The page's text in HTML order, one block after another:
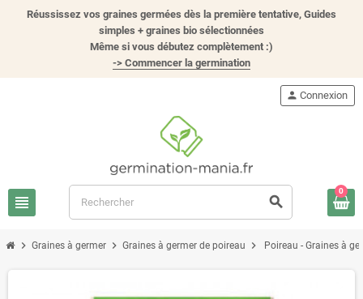
Réussissez vos graines germées dès la première tentative, Guides
simples + graines bio sélectionnées
Même si vous débutez complètement :)
-> Commencer la germination
view_headline search
person Connexion
0
chevron_right Graines à germer chevron_right Graines à germer de poireau chevron_right Poireau - Graines à